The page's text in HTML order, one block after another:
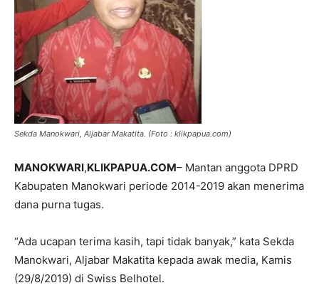
Sekda Manokwari, Aljabar Makatita. (Foto : klikpapua.com)
MANOKWARI,KLIKPAPUA.COM– Mantan anggota DPRD
Kabupaten Manokwari periode 2014-2019 akan menerima
dana purna tugas.
“Ada ucapan terima kasih, tapi tidak banyak,” kata Sekda
Manokwari, Aljabar Makatita kepada awak media, Kamis
(29/8/2019) di Swiss Belhotel.